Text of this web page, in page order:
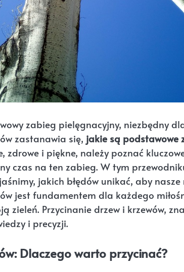
zabieg pielęgnacyjny, niezbędny
zastanawia się, jakie są podstawowe
zdrowe i piękne, należy poznać
czas na ten zabieg. W tym
jakich błędów unikać, aby
jest fundamentem dla każdego
zieleń. Przycinanie drzew i krzewów,
i precyzji.
Dlaczego warto przycinać?